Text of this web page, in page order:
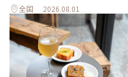
全国 2026.08.01